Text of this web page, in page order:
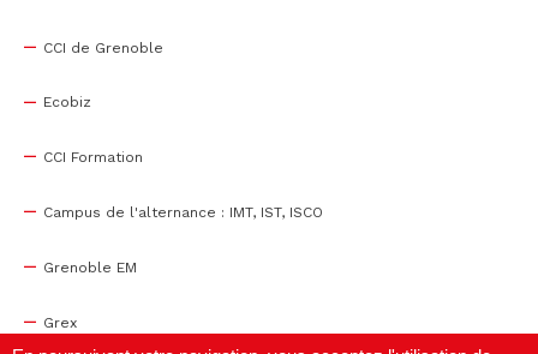
CCI de Grenoble
Ecobiz
CCI Formation
Campus de l'alternance : IMT, IST, ISCO
Grenoble EM
Grex